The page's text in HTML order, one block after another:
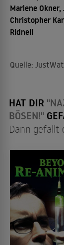
Marlene
Christopher
Ridnell
Quelle:
HAT DIR
BÖSEN!"
Dann gefällt